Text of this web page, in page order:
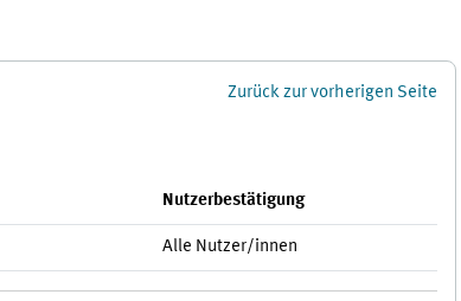
Zurück zur vorherigen Seite
Nutzerbestätigung
Alle Nutzer/innen